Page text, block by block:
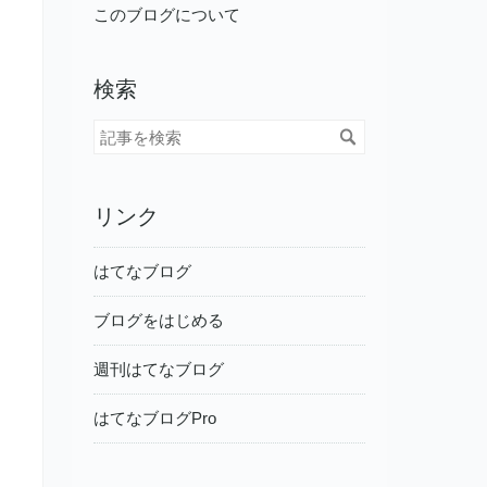
このブログについて
検索
リンク
はてなブログ
ブログをはじめる
週刊はてなブログ
はてなブログPro